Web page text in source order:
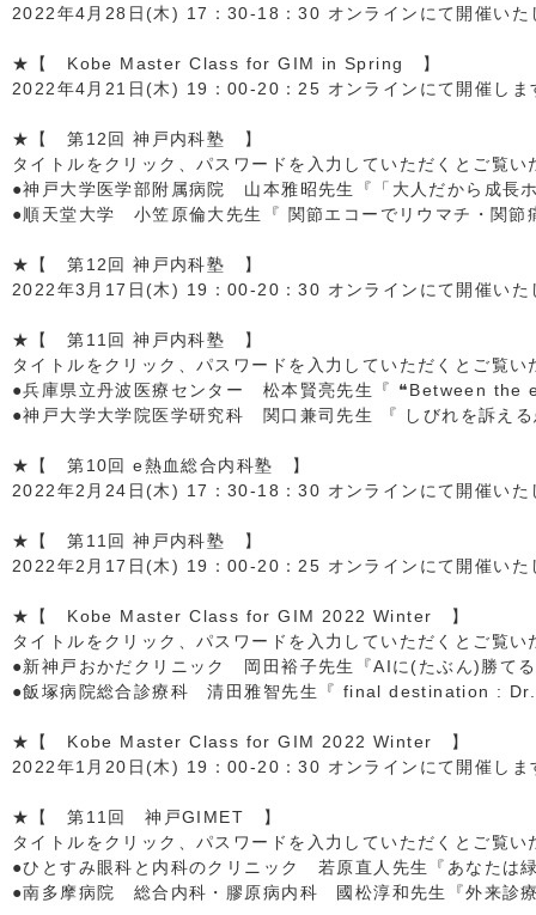
2022年4月28日(木) 17：30-18：30 オンラインにて開催いた
★【 Kobe Master Class for GIM in Spring 】
2022年4月21日(木) 19：00-20：25 オンラインにて開催しま
★【 第12回 神戸内科塾 】
タイトルをクリック、パスワードを入力していただくとご覧
●神戸大学医学部附属病院 山本雅昭先生『「大人だから成長
●順天堂大学 小笠原倫大先生『 関節エコーでリウマチ・関節
★【 第12回 神戸内科塾 】
2022年3月17日(木) 19：00-20：30 オンラインにて開催いた
★【 第11回 神戸内科塾 】
タイトルをクリック、パスワードを入力していただくとご覧
●兵庫県立丹波医療センター 松本賢亮先生『 ❝Between the
●神戸大学大学院医学研究科 関口兼司先生 『 しびれを訴え
★【 第10回 e熱血総合内科塾 】
2022年2月24日(木) 17：30-18：30 オンラインにて開催いた
★【 第11回 神戸内科塾 】
2022年2月17日(木) 19：00-20：25 オンラインにて開催いた
★【 Kobe Master Class for GIM 2022 Winter 】
タイトルをクリック、パスワードを入力していただくとご覧
●新神戸おかだクリニック 岡田裕子先生『AIに(たぶん)勝て
●飯塚病院総合診療科 清田雅智先生『 final destination : Dr.
★【 Kobe Master Class for GIM 2022 Winter 】
2022年1月20日(木) 19：00-20：30 オンラインにて開催しま
★【 第11回 神戸GIMET 】
タイトルをクリック、パスワードを入力していただくとご覧
●ひとすみ眼科と内科のクリニック 若原直人先生『あなたは
●南多摩病院 総合内科・膠原病内科 國松淳和先生『外来診